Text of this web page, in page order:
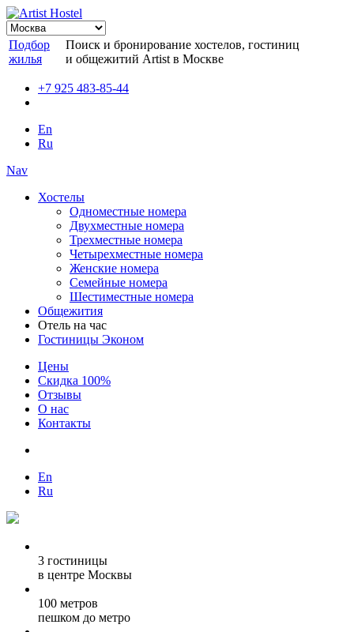
Подбор
жилья
Поиск и бронирование хостелов, гостиниц
и общежитий Artist в Москве
+7 925 483-85-44
En
Ru
Nav
Хостелы
Одноместные номера
Двухместные номера
Трехместные номера
Четырехместные номера
Женские номера
Семейные номера
Шестиместные номера
Общежития
Отель на час
Гостиницы Эконом
Цены
Скидка 100%
Отзывы
О нас
Контакты
En
Ru
3 гостиницы
в центре Москвы
100 метров
пешком до метро